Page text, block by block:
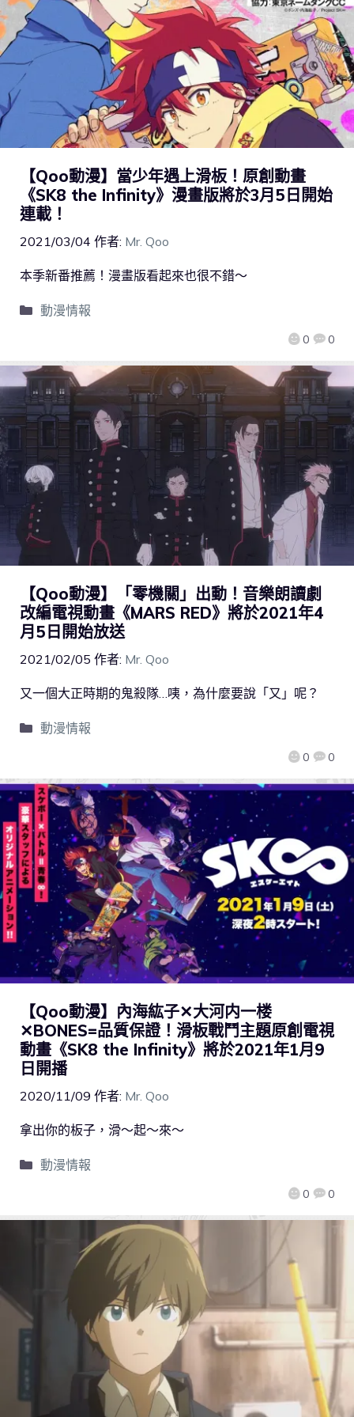
【Qoo動漫】當少年遇上滑板！原創動畫
《SK8 the Infinity》漫畫版將於3月5日開始
連載！
2021/03/04 作者: Mr. Qoo
0 0
本季新番推薦！漫畫版看起來也很不錯～
動漫情報
【Qoo動漫】「零機關」出動！音樂朗讀劇
改編電視動畫《MARS RED》將於2021年4
月5日開始放送
2021/02/05 作者: Mr. Qoo
0 0
又一個大正時期的鬼殺隊…咦，為什麼要說「又」呢？
動漫情報
【Qoo動漫】內海紘子✕大河内一楼
✕BONES=品質保證！滑板戰鬥主題原創電視
動畫《SK8 the Infinity》將於2021年1月9
日開播
2020/11/09 作者: Mr. Qoo
0 0
拿出你的板子，滑～起～來～
動漫情報